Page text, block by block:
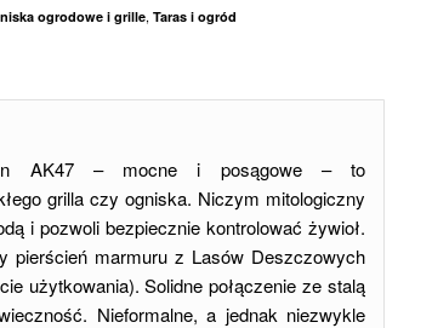
ogrodowe i grille, Taras i ogród
AK47 – mocne i posągowe – to
grilla czy ogniska. Niczym mitologiczny
i pozwoli bezpiecznie kontrolować żywioł.
pierścień marmuru z Lasów Deszczowych
użytkowania). Solidne połączenie ze stalą
Nieformalne, a jednak niezwykle